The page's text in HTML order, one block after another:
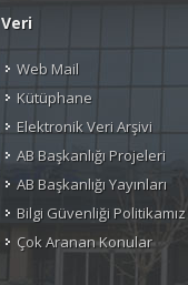
Veri
Web Mail
Kütüphane
Elektronik Veri Arşivi
AB Başkanlığı Projeleri
AB Başkanlığı Yayınları
Bilgi Güvenliği Politikamız
Çok Aranan Konular